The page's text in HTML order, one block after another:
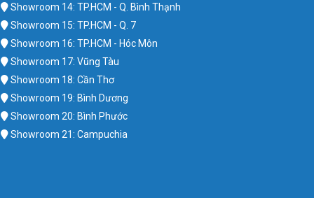
Showroom 14: TP.HCM - Q. Bình Thạnh
Showroom 15: TP.HCM - Q. 7
Showroom 16: TP.HCM - Hóc Môn
Showroom 17: Vũng Tàu
Showroom 18: Cần Thơ
Showroom 19: Bình Dương
Showroom 20: Bình Phước
Showroom 21: Campuchia